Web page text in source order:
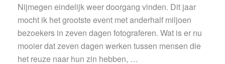
Nijmegen eindelijk weer doorgang vinden. Dit jaar
mocht ik het grootste event met anderhalf miljoen
bezoekers in zeven dagen fotograferen. Wat is er nu
mooier dat zeven dagen werken tussen mensen die
het reuze naar hun zin hebben, …